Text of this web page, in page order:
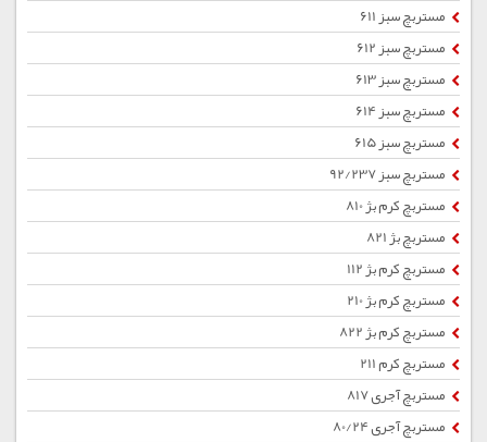
مستربچ سبز 611
مستربچ سبز 612
مستربچ سبز 613
مستربچ سبز 614
مستربچ سبز 615
مستربچ سبز 92/237
مستربچ کرم بژ 810
مستربچ بژ 821
مستربچ کرم بژ 112
مستربچ کرم بژ 210
مستربچ کرم بژ 822
مستربچ کرم 211
مستربچ آجری 817
مستربچ آجری 80/24